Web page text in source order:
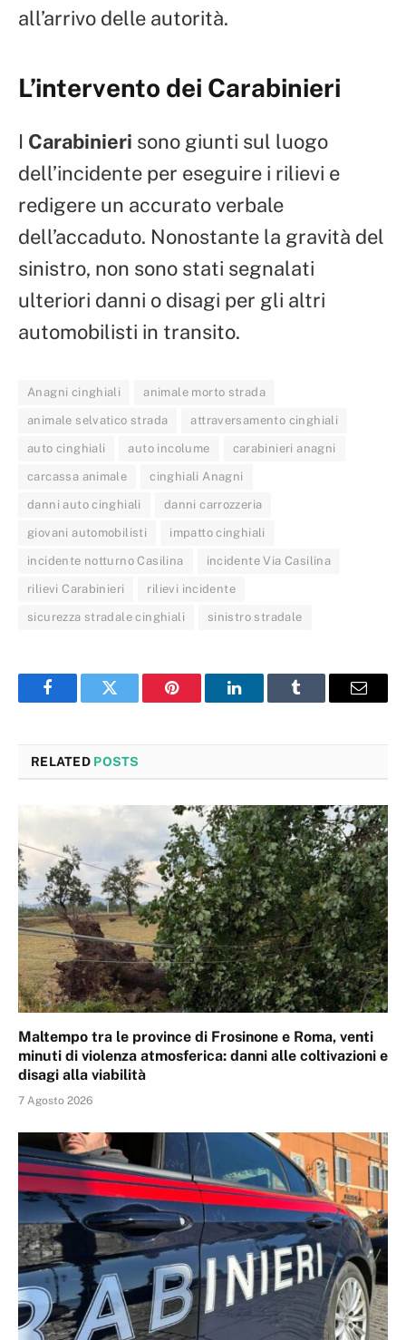
all’arrivo delle autorità.
L’intervento dei Carabinieri
I Carabinieri sono giunti sul luogo
dell’incidente per eseguire i rilievi e
redigere un accurato verbale
dell’accaduto. Nonostante la gravità del
sinistro, non sono stati segnalati
ulteriori danni o disagi per gli altri
automobilisti in transito.
Anagni cinghiali animale morto strada
animale selvatico strada attraversamento cinghiali
auto cinghiali auto incolume carabinieri anagni
carcassa animale cinghiali Anagni
danni auto cinghiali danni carrozzeria
giovani automobilisti impatto cinghiali
incidente notturno Casilina incidente Via Casilina
rilievi Carabinieri rilievi incidente
sicurezza stradale cinghiali sinistro stradale
FacebookTwitter Pinterest LinkedInTumblr Email
RELATED POSTS
Maltempo tra le province di Frosinone e Roma, venti
minuti di violenza atmosferica: danni alle coltivazioni e
disagi alla viabilità
7 Agosto 2026